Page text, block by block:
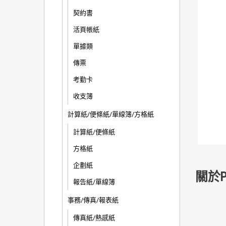
契約書
活頁帳紙
單據類
傳票
考勤卡
收支簿
計算紙/便條紙/單線簿/方格紙
計算紙/便條紙
方格紙
企劃紙
報告紙/單線簿
事務/傳真/報表紙
傳真紙/熱感紙
關於